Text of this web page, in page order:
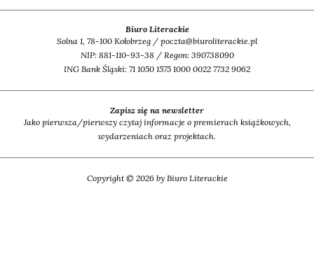
Biuro Literackie
Solna 1, 78-100 Kołobrzeg / poczta@biuroliterackie.pl
NIP: 881-110-93-38 / Regon: 390738090
ING Bank Śląski: 71 1050 1575 1000 0022 7732 9062
Zapisz się na newsletter
Jako pierwsza/pierwszy czytaj informacje o premierach książkowych,
wydarzeniach oraz projektach.
Copyright © 2026 by Biuro Literackie